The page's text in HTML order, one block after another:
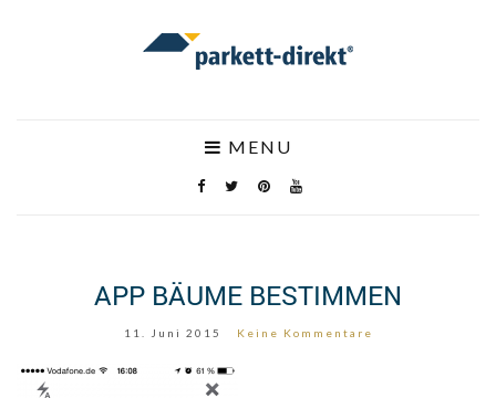
MENU
APP BÄUME BESTIMMEN
11. Juni 2015 Keine Kommentare